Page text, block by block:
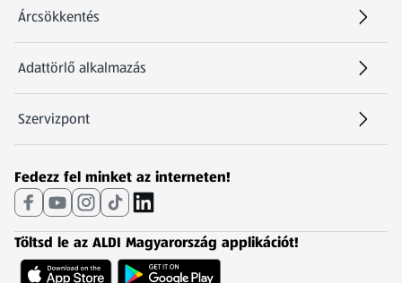
Árcsökkentés
Adattörlő alkalmazás
Szervizpont
(új oldalon nyílik meg)
Fedezz fel minket az interneten!
Töltsd le az ALDI Magyarország applikációt!